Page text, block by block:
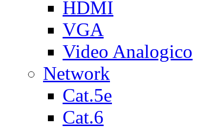
HDMI
VGA
Video Analogico
Network
Cat.5e
Cat.6